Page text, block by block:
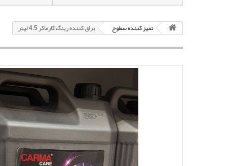
تمیز کننده سطوح براق کننده رینگ کارماکر 4.5 لیتر